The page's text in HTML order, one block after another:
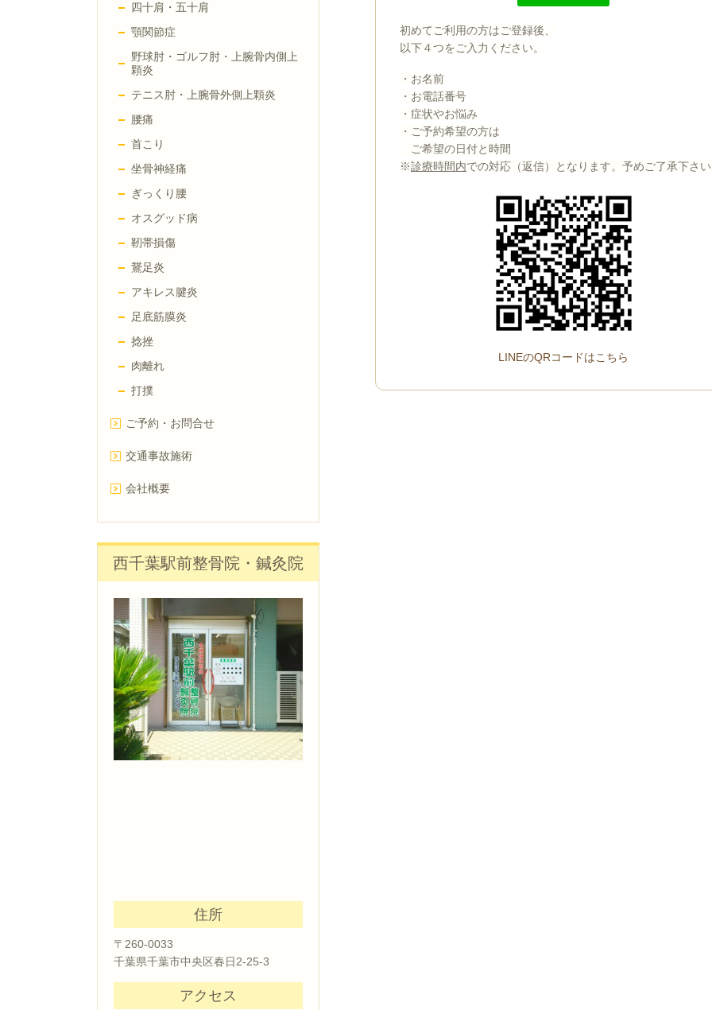
初めてご利用の方はご登録後、
以下４つをご入力ください。
・お名前
・お電話番号
・症状やお悩み
・ご予約希望の方は
ご希望の日付と時間
※診療時間内での対応（返信）となります。予めご了承下さ
LINEのQRコードはこちら
四十肩・五十肩
顎関節症
野球肘・ゴルフ肘・上腕骨内側上
顆炎
テニス肘・上腕骨外側上顆炎
腰痛
首こり
坐骨神経痛
ぎっくり腰
オスグッド病
靭帯損傷
鵞足炎
アキレス腱炎
足底筋膜炎
捻挫
肉離れ
打撲
ご予約・お問合せ
交通事故施術
会社概要
西千葉駅前整骨院・鍼灸院
住所
〒260-0033
千葉県千葉市中央区春日2-25-3
アクセス